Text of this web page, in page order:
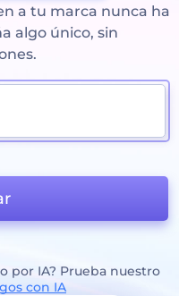
a tu marca nunca ha
algo único, sin
por IA? Prueba nuestro
con IA